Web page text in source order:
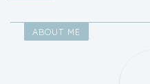
ABOUT ME